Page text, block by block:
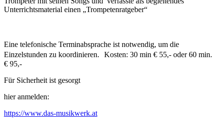
Unterrichtsmaterial einen „Trompetenratgeber“
Eine telefonische Terminabsprache ist notwendig, um die
Einzelstunden zu koordinieren. Kosten: 30 min € 55,- oder 60 min.
€ 95,-
Für Sicherheit ist gesorgt
hier anmelden:
https://www.das-musikwerk.at